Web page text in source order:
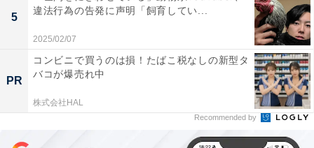
5
違法行為の告発に声明「飼育してい...
2025/02/07
PR
コンビニで買うのは損！たばこ税なしの新型タ
バコが爆売れ中
株式会社HAL
Recommended by